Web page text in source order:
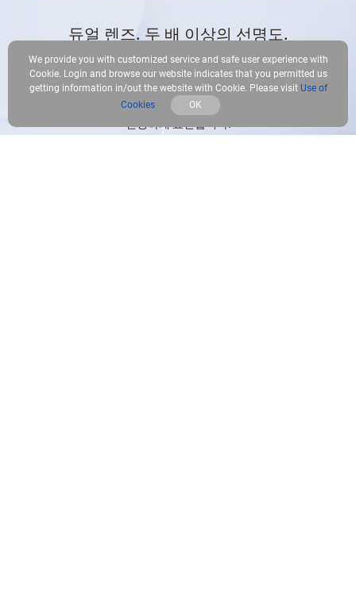
듀얼 렌즈. 두 배 이상의 선명도.
C7 Dual은 중요한 영역에 고정된 2K+ 렌즈와 회전하여 전체 화면을 능
동적으로 렌더링하는 또 다른 2K+ 렌즈를 사용합니다. 이를 최대한 활
용하여 바쁜 집주인이 이해할 수 있도록 디테일과 파노라마 뷰를 함께
We provide you with customized service and safe user experience with
Cookie. Login and browse our website indicates that you permitted us
getting information in/out the website with Cookie. Please visit Use of
Cookies
OK